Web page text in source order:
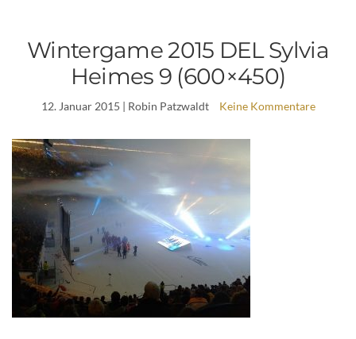
Wintergame 2015 DEL Sylvia
Heimes 9 (600×450)
12. Januar 2015 | Robin Patzwaldt Keine Kommentare